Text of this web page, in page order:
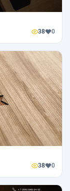
38 0
38 0